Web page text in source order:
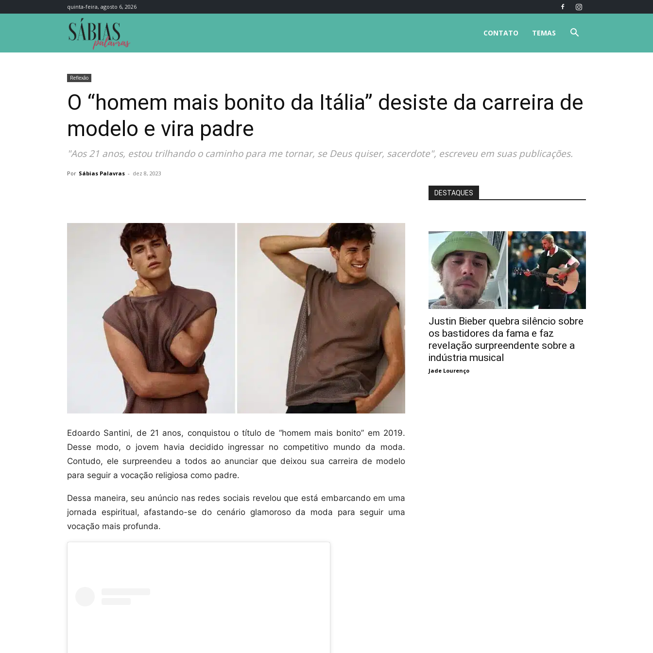
quinta-feira, agosto 6, 2026
TEMAS
CONTATO
Reflexão
O “homem mais bonito da Itália” desiste da carreira de
modelo e vira padre
"Aos 21 anos, estou trilhando o caminho para me tornar, se Deus quiser, sacerdote", escreveu em suas publicações.
Por Sábias Palavras - dez 8, 2023
Edoardo Santini, de 21 anos, conquistou o título de “homem mais bonito” em 2019.
Desse modo, o jovem havia decidido ingressar no competitivo mundo da moda.
Contudo, ele surpreendeu a todos ao anunciar que deixou sua carreira de modelo
para seguir a vocação religiosa como padre.
Dessa maneira, seu anúncio nas redes sociais revelou que está embarcando em uma
jornada espiritual, afastando-se do cenário glamoroso da moda para seguir uma
vocação mais profunda.
DESTAQUES
Justin Bieber quebra silêncio sobre
os bastidores da fama e faz
revelação surpreendente sobre a
indústria musical
Jade Lourenço